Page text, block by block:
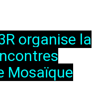
organise la
Mosaïque